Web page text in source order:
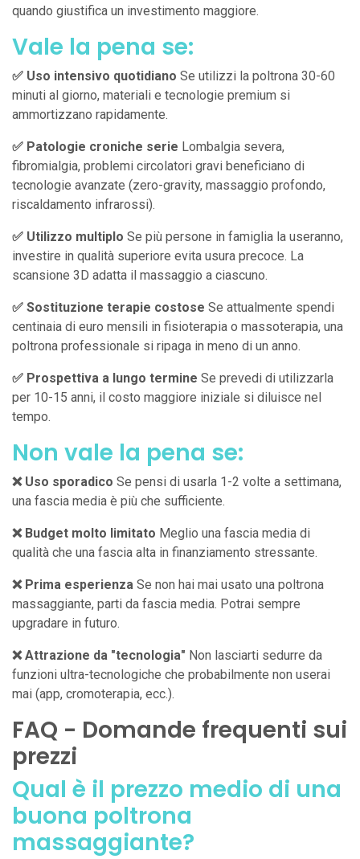
quando giustifica un investimento maggiore.
Vale la pena se:
✅ Uso intensivo quotidiano Se utilizzi la poltrona 30-60
minuti al giorno, materiali e tecnologie premium si
ammortizzano rapidamente.
✅ Patologie croniche serie Lombalgia severa,
fibromialgia, problemi circolatori gravi beneficiano di
tecnologie avanzate (zero-gravity, massaggio profondo,
riscaldamento infrarossi).
✅ Utilizzo multiplo Se più persone in famiglia la useranno,
investire in qualità superiore evita usura precoce. La
scansione 3D adatta il massaggio a ciascuno.
✅ Sostituzione terapie costose Se attualmente spendi
centinaia di euro mensili in fisioterapia o massoterapia, una
poltrona professionale si ripaga in meno di un anno.
✅ Prospettiva a lungo termine Se prevedi di utilizzarla
per 10-15 anni, il costo maggiore iniziale si diluisce nel
tempo.
Non vale la pena se:
❌ Uso sporadico Se pensi di usarla 1-2 volte a settimana,
una fascia media è più che sufficiente.
❌ Budget molto limitato Meglio una fascia media di
qualità che una fascia alta in finanziamento stressante.
❌ Prima esperienza Se non hai mai usato una poltrona
massaggiante, parti da fascia media. Potrai sempre
upgradare in futuro.
❌ Attrazione da "tecnologia" Non lasciarti sedurre da
funzioni ultra-tecnologiche che probabilmente non userai
mai (app, cromoterapia, ecc.).
FAQ - Domande frequenti sui
prezzi
Qual è il prezzo medio di una
buona poltrona
massaggiante?